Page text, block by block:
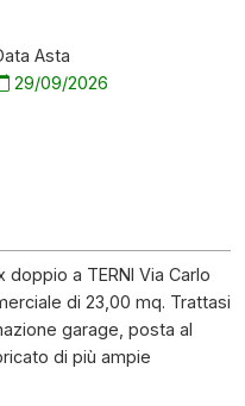
Asta
29/09/2026
a TERNI Via Carlo
di 23,00 mq. Trattasi
garage, posta al
di più ampie